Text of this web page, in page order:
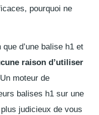
pourquoi ne
que d’une balise h1 et
raison d’utiliser
moteur de
balises h1 sur une
judicieux de vous